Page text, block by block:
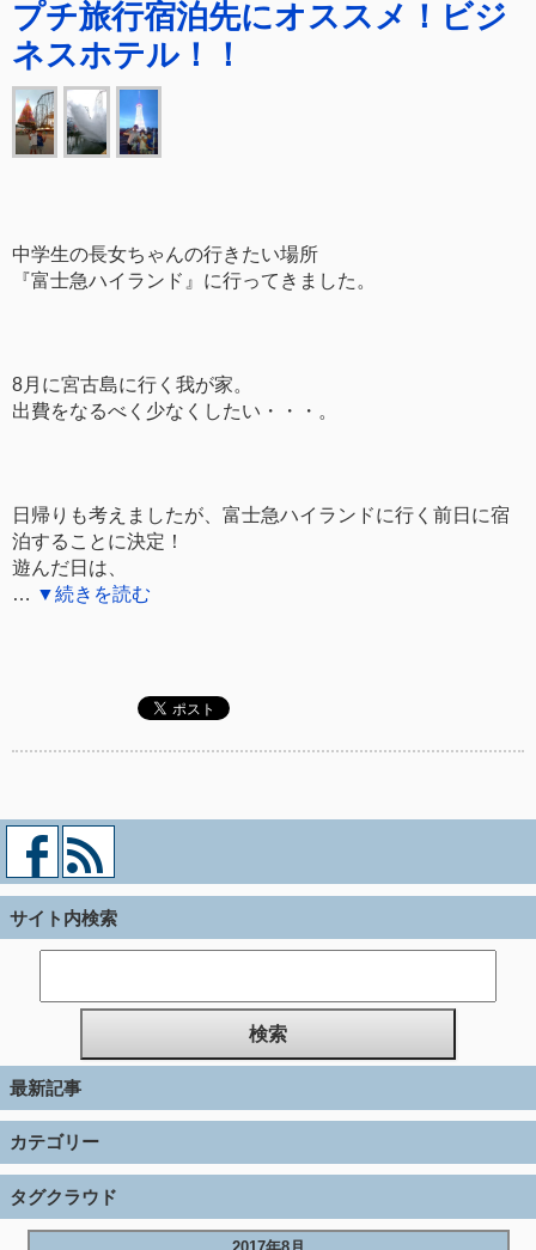
プチ旅行宿泊先にオススメ！ビジ
ネスホテル！！
中学生の長女ちゃんの行きたい場所
『富士急ハイランド』に行ってきました。
8月に宮古島に行く我が家。
出費をなるべく少なくしたい・・・。
日帰りも考えましたが、富士急ハイランドに行く前日に宿
泊することに決定！
遊んだ日は、
… ▼続きを読む
サイト内検索
最新記事
カテゴリー
タグクラウド